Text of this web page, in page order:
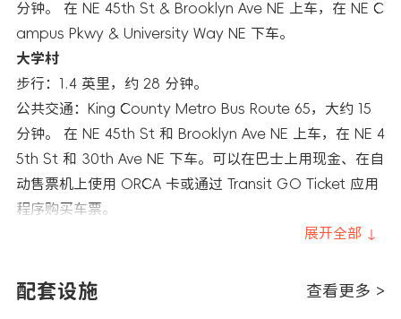
分钟。 在 NE 45th St & Brooklyn Ave NE 上车，在 NE C
ampus Pkwy & University Way NE 下车。
大学村
步行：1.4 英里，约 28 分钟。
公共交通：King County Metro Bus Route 65，大约 15
分钟。 在 NE 45th St 和 Brooklyn Ave NE 上车，在 NE 4
5th St 和 30th Ave NE 下车。可以在巴士上用现金、在自
动售票机上使用 ORCA 卡或通过 Transit GO Ticket 应用
程序购买车票。
展开全部 ↓
配套设施 查看更多 >